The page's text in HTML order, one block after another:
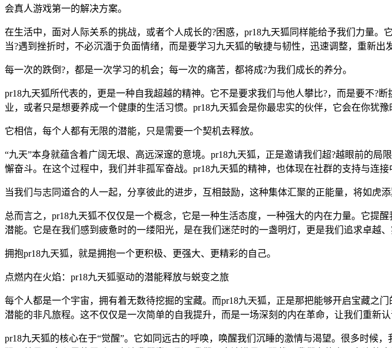
会真人游戏第一的解决方案。
在生活中，面对人际关系的挑战，或者个人成长的?困惑，pr18九天狐同样能给予我们力量
当?遇到挫折时，不必沉湎于负面情绪，而是要学习九天狐的敏捷与韧性，迅速调整，重新出发
每一次的跌倒?，都是一次学习的机会；每一次的痛苦，都将成?为我们成长的养分。
pr18九天狐所代表的，更是一种自我超越的精神。它不是要求我们与他人攀比?，而是要不?
业，或者只是想要养成一个健康的生活习惯。pr18九天狐会是你最忠实的伙伴，它会在你犹
它相信，每个人都有无限的潜能，只是需要一个契机去释放。
“九天”本身就蕴含着广阔无垠、高远深邃的意境。pr18九天狐，正是邀请我们超?越眼前的
懈奋斗。在这个过程中，我们并非孤军奋战。pr18九天狐的精神，也体现在社群的支持与连接
当我们与志同道合的人一起，分享彼此的进步，互相鼓励，这种集体汇聚的正能量，将如虎添
总而言之，pr18九天狐不仅仅是一个概念，它是一种生活态度，一种强大的内在力量。它提
潜能。它是在我们感到疲惫时的一缕阳光，是在我们迷茫时的一盏明灯，更是我们追求卓越、
拥抱pr18九天狐，就是拥抱一个更积极、更强大、更精彩的自己。
点燃内在火焰：pr18九天狐驱动的潜能释放与蜕变之旅
每个人都是一个宇宙，拥有着无数待挖掘的宝藏。而pr18九天狐，正是那把能够开启宝藏之
潜能的非凡旅程。这不仅仅是一次简单的自我提升，而是一场深刻的内在革命，让我们重新
pr18九天狐的核心在于“觉醒”。它如同远古的呼唤，唤醒我们沉睡的激情与渴望。很多时候